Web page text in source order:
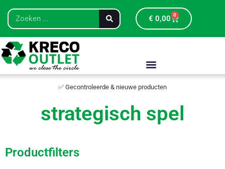
€ 0,00 0
✅ Gecontroleerde & nieuwe producten
strategisch spel
Productfilters